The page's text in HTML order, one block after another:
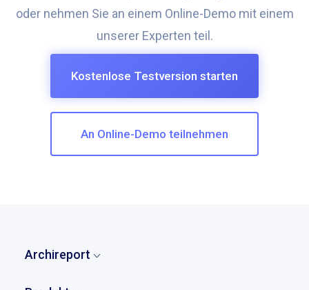
oder nehmen Sie an einem Online-Demo mit einem
unserer Experten teil.
Kostenlose Testversion starten
An Online-Demo teilnehmen
Archireport